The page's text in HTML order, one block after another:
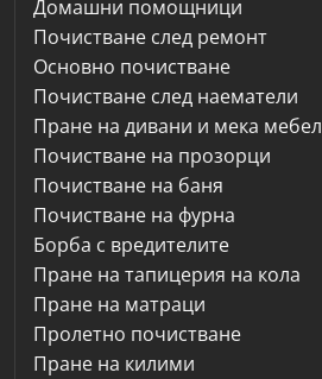
Домашни помощници
Почистване след ремонт
Основно почистване
Почистване след наематели
Пране на дивани и мека мебел
Почистване на прозорци
Почистване на баня
Почистване на фурна
Борба с вредителите
Пране на тапицерия на кола
Пране на матраци
Пролетно почистване
Пране на килими